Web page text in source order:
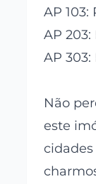
AP 103:
AP
AP 303:
Não
este